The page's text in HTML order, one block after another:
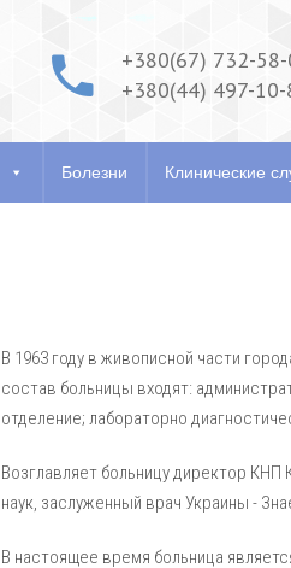
+380(67) 732-
+380(44) 497-10-
Болезни Клинические
Болезни
В 1963 году в живописной части
состав больницы входят:
отделение; лабораторно
Возглавляет больницу директор
наук, заслуженный врач Украины -
В настоящее время больница